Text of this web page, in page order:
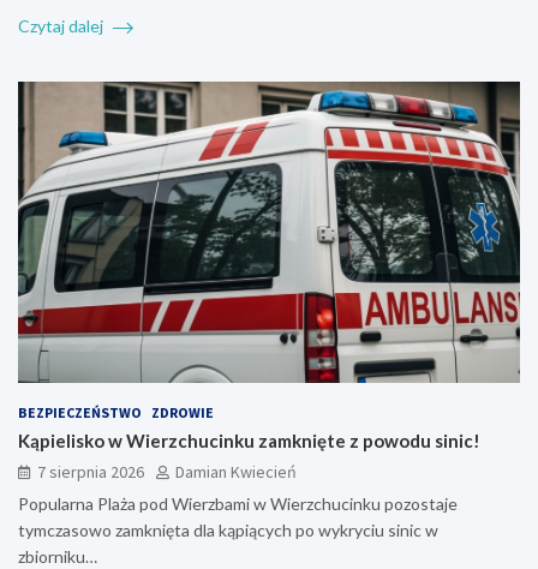
Czytaj dalej
BEZPIECZEŃSTWO ZDROWIE
Kąpielisko w Wierzchucinku zamknięte z powodu sinic!
7 sierpnia 2026
Damian Kwiecień
Popularna Plaża pod Wierzbami w Wierzchucinku pozostaje
tymczasowo zamknięta dla kąpiących po wykryciu sinic w
zbiorniku…